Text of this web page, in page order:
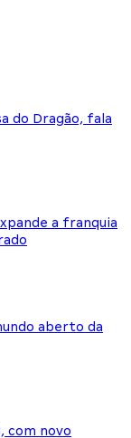
do Dragão, fala
a franquia
aberto da
com novo